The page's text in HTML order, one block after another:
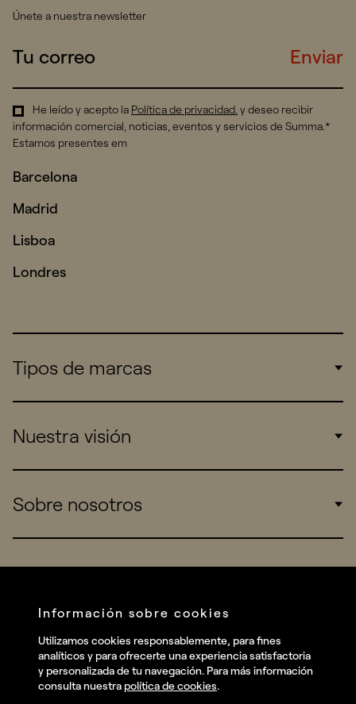
Únete a nuestra newsletter
Enviar
He leído y acepto la Política de privacidad. y deseo recibir
información comercial, noticias, eventos y servicios de Summa.*
Estamos presentes em
Barcelona
Madrid
Lisboa
Londres
Tipos de marcas
Consumers
Startups
Nuestra visión
Work
Sobre nosotros
Talent
Contact
Instagram
Facebook
Información sobre cookies
Utilizamos cookies responsablemente, para fines
analíticos y para ofrecerte una experiencia satisfactoria
y personalizada de tu navegación. Para más información
consulta nuestra política de cookies.